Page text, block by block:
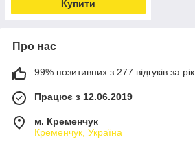
Купити
Про нас
99% позитивних з 277 відгуків за рік
Працює з 12.06.2019
м. Кременчук
Кременчук, Україна